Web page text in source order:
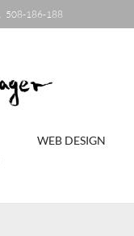
508-186-188
WEB DESIGN